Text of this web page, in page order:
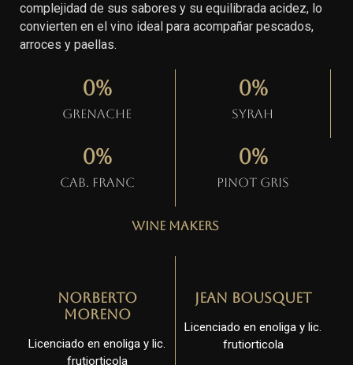
complejidad de sus sabores y su equilibrada acidez, lo
convierten en el vino ideal para acompañar pescados,
arroces y paellas.
Grenache
0%
Syrah
0%
Cab. Franc
0%
Pinot gris
0%
Wine Makers
Norberto
Moreno
Licenciado en enoliga y lic.
frutiorticola
Jean Bousquet
Licenciado en enoliga y lic.
frutiorticola